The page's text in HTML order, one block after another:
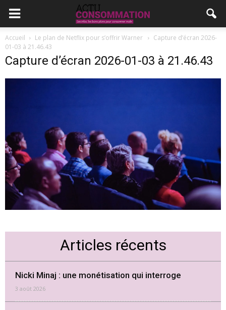
Accueil Le plan de Netflix pour s’offrir Warner
Capture d’écran 2026-
01-03 à 21.46.43
Capture d’écran 2026-01-03 à 21.46.43
Articles récents
Nicki Minaj : une monétisation qui interroge
3 août 2026